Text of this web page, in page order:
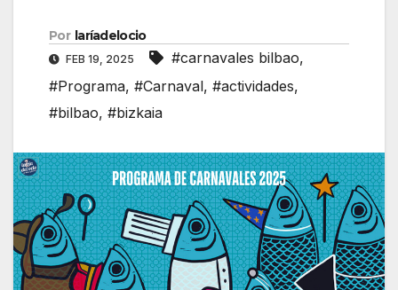
Por laríadelocio
FEB 19, 2025 #carnavales bilbao,
#Programa, #Carnaval, #actividades,
#bilbao, #bizkaia